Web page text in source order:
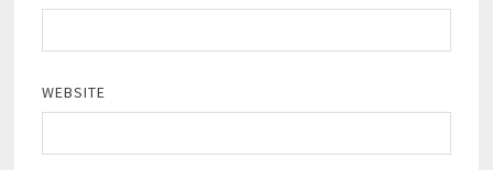
WEBSITE